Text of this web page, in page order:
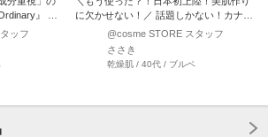
』 『C
ッフ
に欠かせない！／ 話題しかない！カナダ
発のスキンケアブランド…
@cosme STORE スタッフ
ささき
乾燥肌 / 40代 / ブルベ